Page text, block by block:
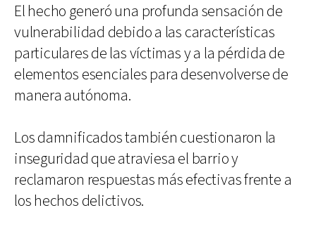
El hecho generó una profunda sensación de
vulnerabilidad debido a las características
particulares de las víctimas y a la pérdida de
elementos esenciales para desenvolverse de
manera autónoma.
Los damnificados también cuestionaron la
inseguridad que atraviesa el barrio y
reclamaron respuestas más efectivas frente a
los hechos delictivos.